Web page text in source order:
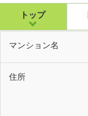
トップ
マンション名
住所